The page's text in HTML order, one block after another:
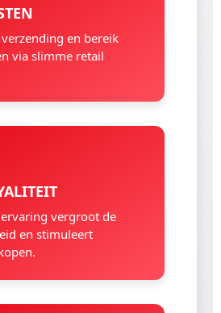
en bereik
via slimme retail
ervaring vergroot de
en stimuleert